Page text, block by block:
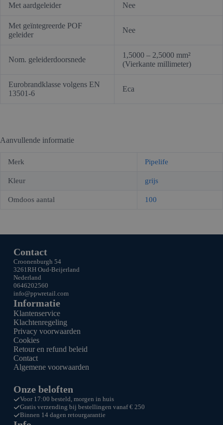
Met aardgeleider Nee
Met geïntegreerde POF
geleider
Nee
Nom. geleiderdoorsnede
1,5000 – 2,5000 mm²
(Vierkante millimeter)
Eurobrandklasse volgens EN
13501-6
Eca
Aanvullende informatie
Merk Pipelife
Kleur grijs
Omdoos aantal 100
Contact
Croonenburgh 54
3261RH Oud-Beijerland
Nederland
0646202560
info@ppwretail.com
Informatie
Klantenservice
Klachtenregeling
Privacy voorwaarden
Cookies
Retour en refund beleid
Contact
Algemene voorwaarden
Onze beloften
Voor 17:00 besteld, morgen in huis
Gratis verzending bij bestellingen vanaf € 250
Binnen 14 dagen retourgarantie